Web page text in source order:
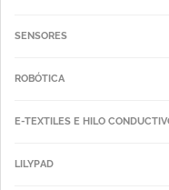
SENSORES
ROBÓTICA
E-TEXTILES E HILO
LILYPAD